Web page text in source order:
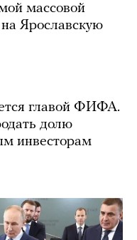
массовой
Ярославскую
главой ФИФА.
долю
инвесторам